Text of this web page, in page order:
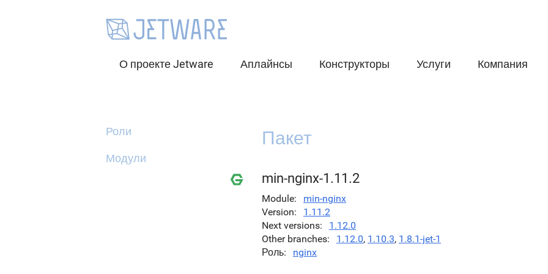
О проекте Jetware Аплайнсы Конструкторы Услуги Компания
Роли
Модули
Пакет
min-nginx-1.11.2
Module
min-nginx
Version
1.11.2
Next versions
1.12.0
Other branches
1.12.0, 1.10.3, 1.8.1-jet-1
Роль
nginx